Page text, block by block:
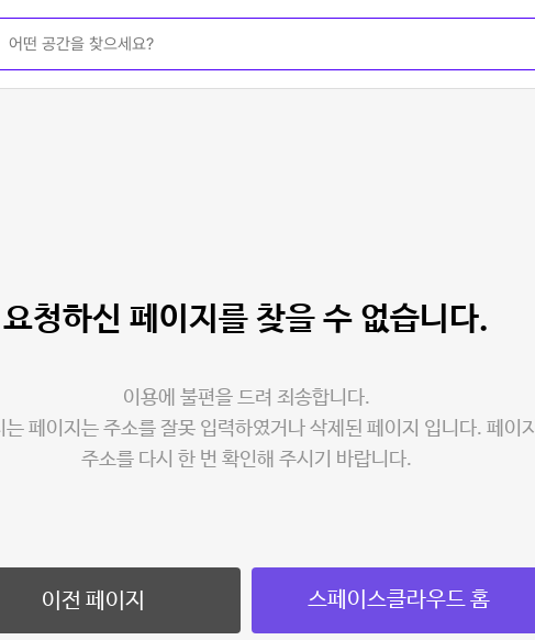
요청하신 페이지를 찾을 수 없습니다.
이용에 불편을 드려 죄송합니다.
는 페이지는 주소를 잘못 입력하였거나 삭제된 페이지 입니다. 페이지
주소를 다시 한 번 확인해 주시기 바랍니다.
이전 페이지 스페이스클라우드 홈